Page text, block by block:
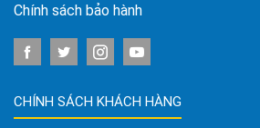
Chính sách bảo hành
CHÍNH SÁCH KHÁCH HÀNG